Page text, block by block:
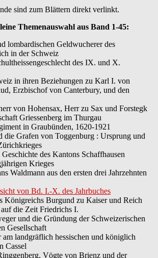
sind zum Blättern direkt verlinkt.
Themenauswahl aus Band 1-45:
lombardischen Geldwucherer des
in der Schweiz
des IX. und X.
in ihren Beziehungen zu Karl I. von
Erzbischof von Canterbury, und den
von Hohensax, Herr zu Sax und Forstegk
Griessenberg im Thurgau
in Graubünden, 1620-1921
die Grafen von Toggenburg : Ursprung und
des Kantons Schaffhausen
Krieges
Waldmann aus den ersten drei Jahrzehnten
von Bd. I.-X. des Jahrbuches
Königreichs Burgund zu Kaiser und Reich
die Zeit Friedrichs I.
und die Gründung der Schweizerischen
Gesellschaft
landgräflich hessischen und königlich
Cassel
Vögte von Brienz und der